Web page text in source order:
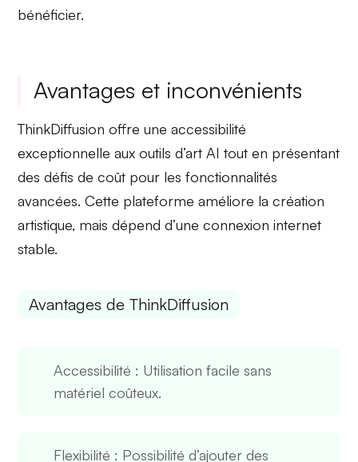
bénéficier.
Avantages et inconvénients
ThinkDiffusion offre uneaccessibilité
exceptionnelle aux outils d’art AI tout en présentant
desdéfis de coût pour les fonctionnalités
avancées. Cette plateforme améliore la création
artistique, mais dépend d’une connexion internet
stable.
Avantages de ThinkDiffusion
Accessibilité : Utilisation facile sans
matériel coûteux.
Flexibilité : Possibilité d’ajouter des